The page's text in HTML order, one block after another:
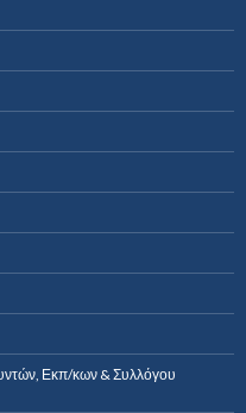
Εκπ/κων & Συλλόγου